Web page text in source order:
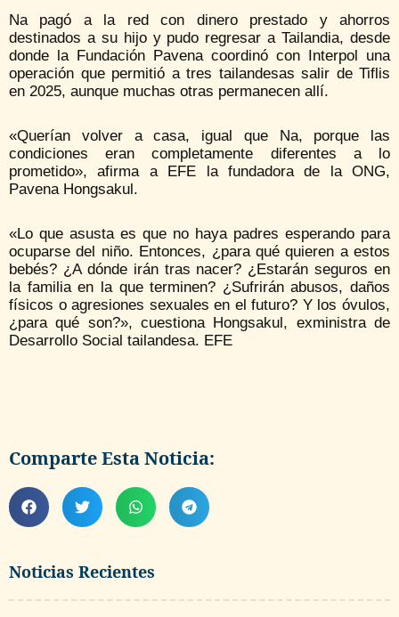
Noticias Recientes
Na pagó a la red con dinero prestado y ahorros
destinados a su hijo y pudo regresar a Tailandia, desde
donde la Fundación Pavena coordinó con Interpol una
operación que permitió a tres tailandesas salir de Tiflis
en 2025, aunque muchas otras permanecen allí.
«Querían volver a casa, igual que Na, porque las
condiciones eran completamente diferentes a lo
prometido», afirma a EFE la fundadora de la ONG,
Pavena Hongsakul.
«Lo que asusta es que no haya padres esperando para
ocuparse del niño. Entonces, ¿para qué quieren a estos
bebés? ¿A dónde irán tras nacer? ¿Estarán seguros en
la familia en la que terminen? ¿Sufrirán abusos, daños
físicos o agresiones sexuales en el futuro? Y los óvulos,
¿para qué son?», cuestiona Hongsakul, exministra de
Desarrollo Social tailandesa. EFE
Comparte Esta Noticia: